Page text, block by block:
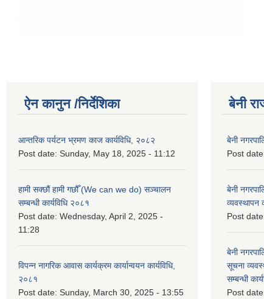
ऐन कानुन /निर्देशिका
आन्तरिक पर्यटन भ्रमण काज कार्यविधि, २०८२
Post date: Sunday, May 18, 2025 - 11:12
हामी सक्छौं हामी गछौँ (We can we do) सञ्चालन
सम्बन्धी कार्यविधि २०८१
Post date: Wednesday, April 2, 2025 -
11:28
विपन्न नागरिक आवास कार्यक्रम कार्यान्वयन कार्यविधि,
२०८१
Post date: Sunday, March 30, 2025 - 13:55
बेनी
बेनी
Post
बेनी
व्यवस्थापन
Post
बेनी
सूचना
सम्बन्धी
Post